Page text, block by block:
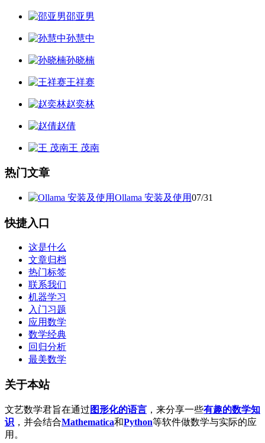
邵亚男
孙慧中
孙晓楠
王祥赛
赵奕林
赵倩
王 茂南
热门文章
Ollama 安装及使用07/31
快捷入口
这是什么
文章归档
热门标签
联系我们
机器学习
入门习题
应用数学
数学经典
回归分析
最美数学
关于本站
文艺数学君旨在通过 图形化的语言 ，来分享一些有趣的数学知
识 ，并会结合Mathematica和Python等软件做数学与实际的应
用。